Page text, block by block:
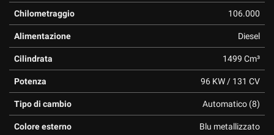
Chilometraggio 106.000
Alimentazione Diesel
Cilindrata 1499 Cm³
Potenza 96 KW / 131 CV
Tipo di cambio Automatico (8)
Colore esterno Blu metallizzato
Cookie delle preferenze